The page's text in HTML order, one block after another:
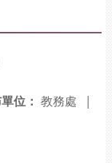
位： 教務處 |